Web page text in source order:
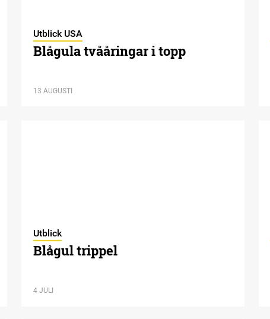
Utblick USA
Blågula tvååringar i topp
13 AUGUSTI
Utblick
Blågul trippel
4 JULI